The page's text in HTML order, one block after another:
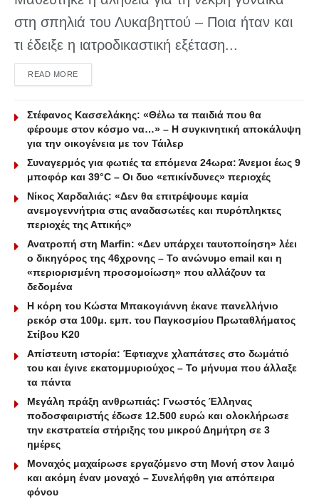
στη σπηλιά του Λυκαβηττού – Ποια ήταν και
τι έδειξε η ιατροδικαστική εξέταση...
READ MOREDETAILS
Στέφανος Κασσελάκης: «Θέλω τα παιδιά που θα
φέρουμε στον κόσμο να…» – Η συγκινητική αποκάλυψη
για την οικογένεια με τον Τάιλερ
Συναγερμός για φωτιές τα επόμενα 24ωρα: Άνεμοι έως 9
μποφόρ και 39°C – Οι δυο «επικίνδυνες» περιοχές
Νίκος Χαρδαλιάς: «Δεν θα επιτρέψουμε καμία
ανεμογεννήτρια στις αναδασωτέες και πυρόπληκτες
περιοχές της Αττικής»
Ανατροπή στη Marfin: «Δεν υπάρχει ταυτοποίηση» λέει
ο δικηγόρος της 46χρονης – Το ανώνυμο email και η
«περιορισμένη προσομοίωση» που αλλάζουν τα
δεδομένα
Η κόρη του Κώστα Μπακογιάννη έκανε πανελλήνιο
ρεκόρ στα 100μ. εμπ. του Παγκοσμίου Πρωταθλήματος
Στίβου Κ20
Απίστευτη ιστορία: Έφτιαχνε χλαπάτσες στο δωμάτιό
του και έγινε εκατομμυριούχος – Το μήνυμα που άλλαξε
τα πάντα
Μεγάλη πράξη ανθρωπιάς: Γνωστός Έλληνας
ποδοσφαιριστής έδωσε 12.500 ευρώ και ολοκλήρωσε
την εκστρατεία στήριξης του μικρού Δημήτρη σε 3
ημέρες
Μοναχός μαχαίρωσε εργαζόμενο στη Μονή στον λαιμό
και ακόμη έναν μοναχό – Συνελήφθη για απόπειρα
φόνου